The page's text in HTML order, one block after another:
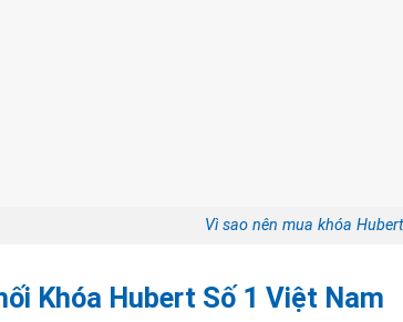
Vì sao nên mua khóa Hubert
Khóa Hubert Số 1 Việt Nam